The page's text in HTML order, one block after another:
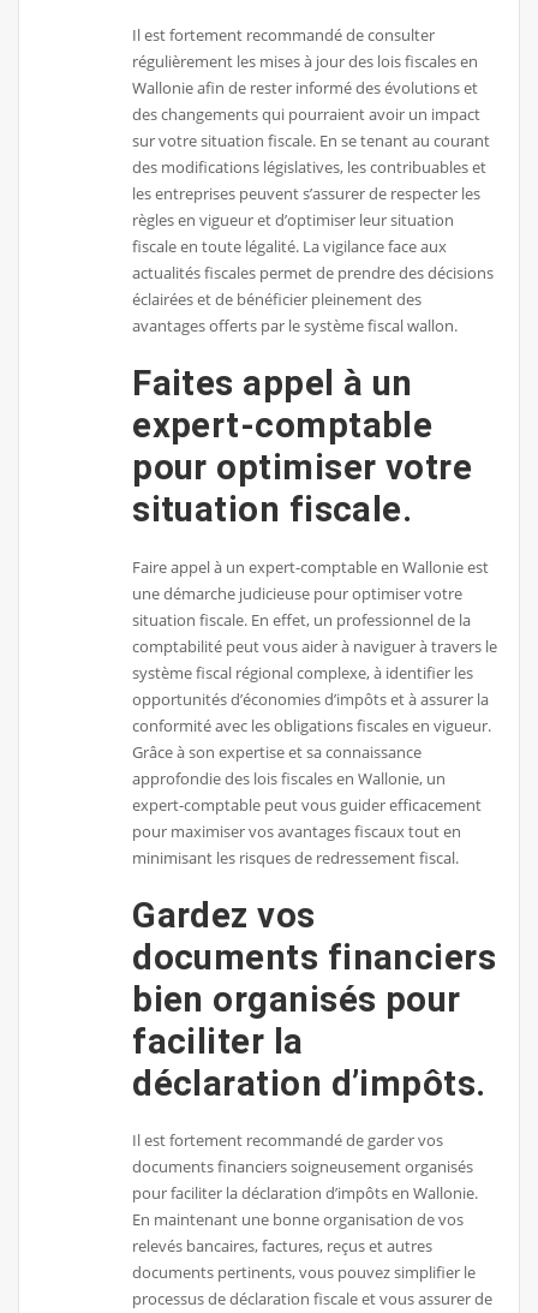
Il est fortement recommandé de consulter
régulièrement les mises à jour des lois fiscales en
Wallonie afin de rester informé des évolutions et
des changements qui pourraient avoir un impact
sur votre situation fiscale. En se tenant au courant
des modifications législatives, les contribuables et
les entreprises peuvent s’assurer de respecter les
règles en vigueur et d’optimiser leur situation
fiscale en toute légalité. La vigilance face aux
actualités fiscales permet de prendre des décisions
éclairées et de bénéficier pleinement des
avantages offerts par le système fiscal wallon.
Faites appel à un
expert-comptable
pour optimiser votre
situation fiscale.
Faire appel à un expert-comptable en Wallonie est
une démarche judicieuse pour optimiser votre
situation fiscale. En effet, un professionnel de la
comptabilité peut vous aider à naviguer à travers le
système fiscal régional complexe, à identifier les
opportunités d’économies d’impôts et à assurer la
conformité avec les obligations fiscales en vigueur.
Grâce à son expertise et sa connaissance
approfondie des lois fiscales en Wallonie, un
expert-comptable peut vous guider efficacement
pour maximiser vos avantages fiscaux tout en
minimisant les risques de redressement fiscal.
Gardez vos
documents financiers
bien organisés pour
faciliter la
déclaration d’impôts.
Il est fortement recommandé de garder vos
documents financiers soigneusement organisés
pour faciliter la déclaration d’impôts en Wallonie.
En maintenant une bonne organisation de vos
relevés bancaires, factures, reçus et autres
documents pertinents, vous pouvez simplifier le
processus de déclaration fiscale et vous assurer de